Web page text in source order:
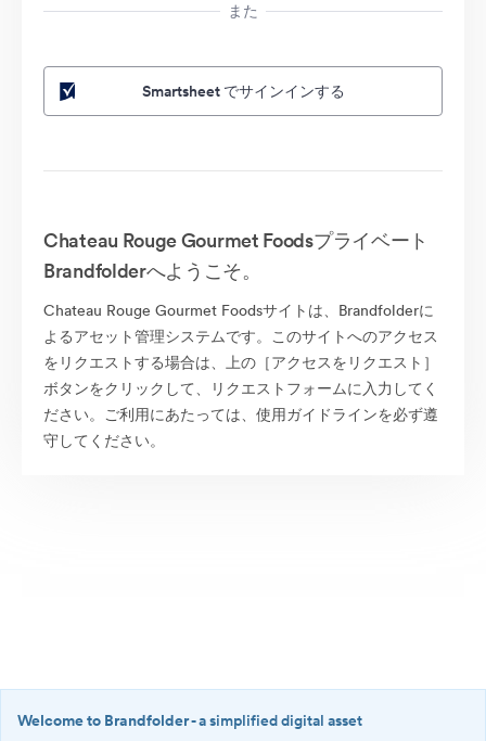
また
Smartsheet でサインインする
Chateau Rouge Gourmet Foodsプライベート
Brandfolderへようこそ。
Chateau Rouge Gourmet Foodsサイトは、Brandfolderに
よるアセット管理システムです。このサイトへのアクセス
をリクエストする場合は、上の［アクセスをリクエスト］
ボタンをクリックして、リクエストフォームに入力してく
ださい。ご利用にあたっては、使用ガイドラインを必ず遵
守してください。
Welcome to Brandfolder- a simplified digital asset